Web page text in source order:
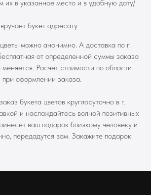
их в указанное место и в удобную дату/
букет адресату
можно анонимно. А доставка по г.
от определенной суммы заказа
Расчет стоимости по области
при оформлении заказа.
букета цветов круглосуточно в г.
и наслаждайтесь волной позитивных
ваш подарок близкому человеку и
передадутся вам. Закажите подарок